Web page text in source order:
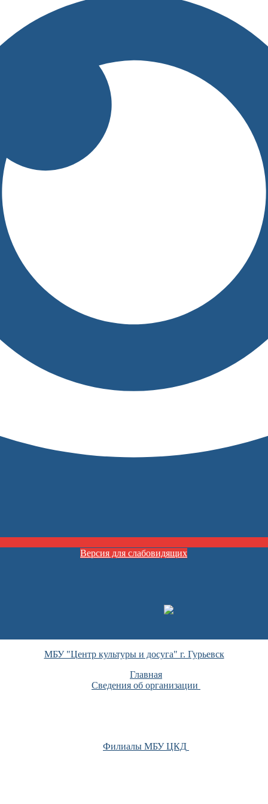
Версия для слабовидящих
МБУ "Центр культуры и досуга" г. Гурьевск
Главная
Сведения об организации
Филиалы МБУ ЦКД